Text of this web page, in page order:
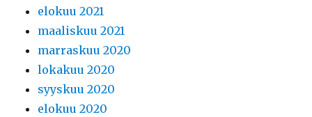
elokuu 2021
maaliskuu 2021
marraskuu 2020
lokakuu 2020
syyskuu 2020
elokuu 2020